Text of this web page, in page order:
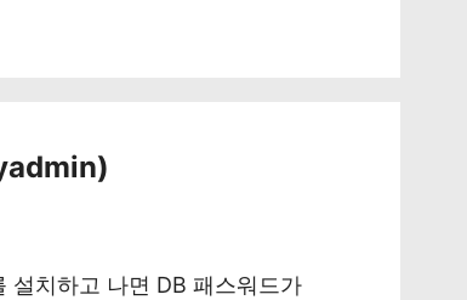
설치하고 나면 DB 패스워드가